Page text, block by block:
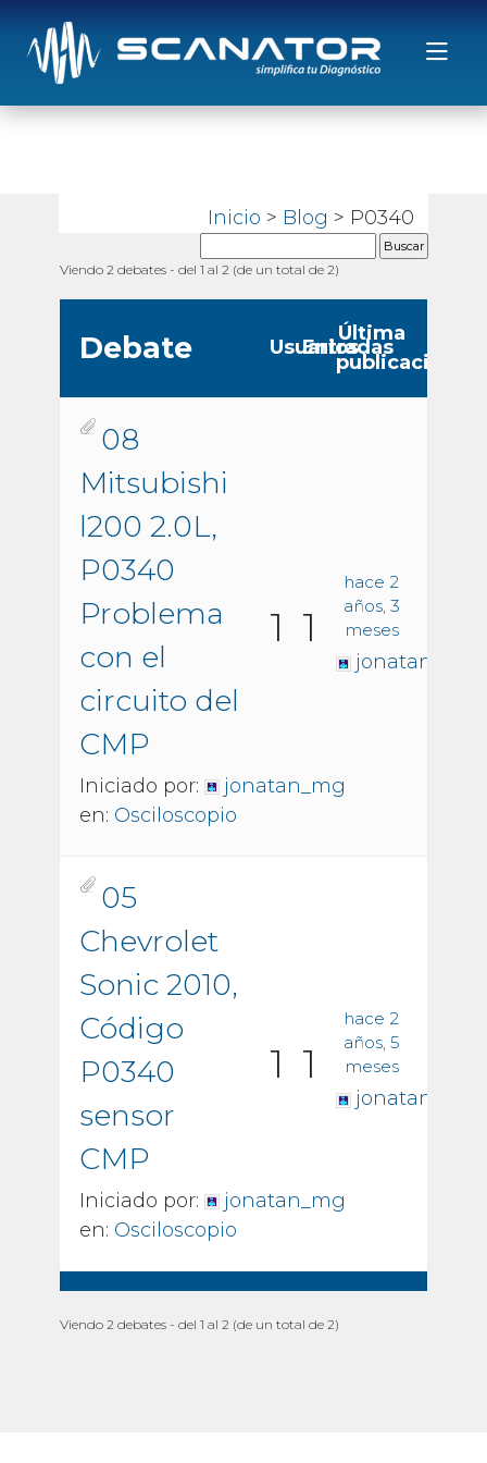
Saltar al contenido
Inicio > Blog > P0340
Viendo 2 debates - del 1 al 2 (de un total de 2)
Debate Usuarios
Entradas
Última
publicación
08
Mitsubishi
l200 2.0L,
P0340
Problema
con el
circuito del
CMP
Iniciado por:
jonatan_mg
en: Osciloscopio
1 1
hace 2
años, 3
meses
jonatan_mg
05
Chevrolet
Sonic 2010,
Código
P0340
sensor
CMP
Iniciado por:
jonatan_mg
en: Osciloscopio
1 1
hace 2
años, 5
meses
jonatan_mg
Viendo 2 debates - del 1 al 2 (de un total de 2)